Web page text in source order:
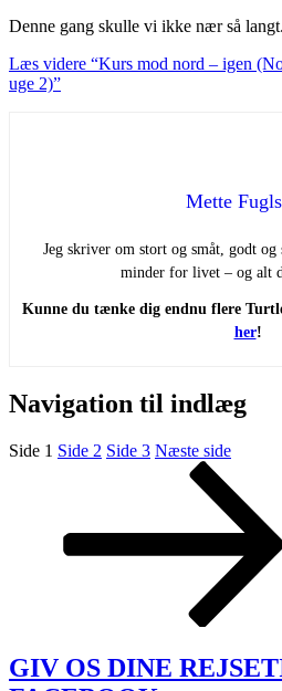
Denne gang skulle vi ikke nær så langt.
Læs videre “Kurs mod nord – igen
uge 2)”
Mette
Jeg skriver om stort og småt, godt
minder for livet – og alt
Kunne du tænke dig endnu flere
her!
Navigation til indlæg
Side 1 Side 2 Side 3 Næste side
GIV OS DINE